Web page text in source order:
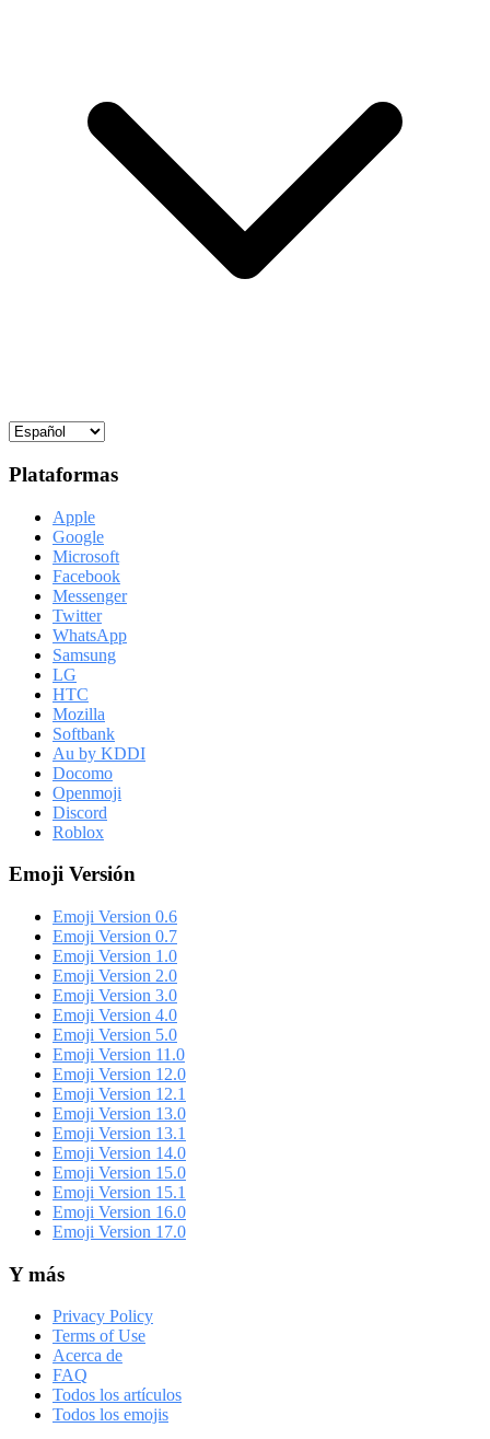
Plataformas
Apple
Google
Microsoft
Facebook
Messenger
Twitter
WhatsApp
Samsung
LG
HTC
Mozilla
Softbank
Au by KDDI
Docomo
Openmoji
Discord
Roblox
Emoji Versión
Emoji Version 0.6
Emoji Version 0.7
Emoji Version 1.0
Emoji Version 2.0
Emoji Version 3.0
Emoji Version 4.0
Emoji Version 5.0
Emoji Version 11.0
Emoji Version 12.0
Emoji Version 12.1
Emoji Version 13.0
Emoji Version 13.1
Emoji Version 14.0
Emoji Version 15.0
Emoji Version 15.1
Emoji Version 16.0
Emoji Version 17.0
Y más
Privacy Policy
Terms of Use
Acerca de
FAQ
Todos los artículos
Todos los emojis